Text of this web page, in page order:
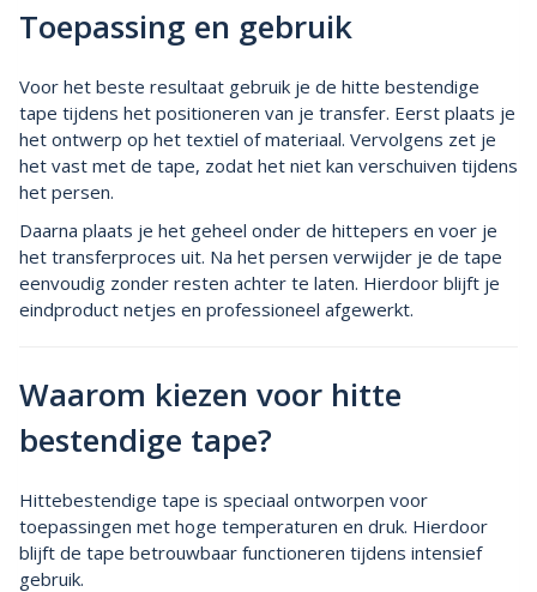
Toepassing en gebruik
Voor het beste resultaat gebruik je de hitte bestendige
tape tijdens het positioneren van je transfer. Eerst plaats je
het ontwerp op het textiel of materiaal. Vervolgens zet je
het vast met de tape, zodat het niet kan verschuiven tijdens
het persen.
Daarna plaats je het geheel onder de hittepers en voer je
het transferproces uit. Na het persen verwijder je de tape
eenvoudig zonder resten achter te laten. Hierdoor blijft je
eindproduct netjes en professioneel afgewerkt.
Waarom kiezen voor hitte
bestendige tape?
Hittebestendige tape is speciaal ontworpen voor
toepassingen met hoge temperaturen en druk. Hierdoor
blijft de tape betrouwbaar functioneren tijdens intensief
gebruik.